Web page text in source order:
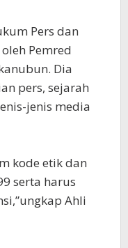
Pers dan
Pemred
Dia
pers, sejarah
jenis media
kode etik dan
serta harus
Ahli